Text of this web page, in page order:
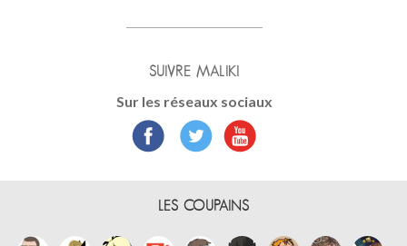
SUIVRE MALIKI
Sur les réseaux sociaux
LES COUPAINS